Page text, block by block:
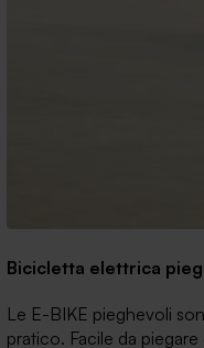
Bicicletta elettrica
Le E-BIKE pieghevoli
pratico. Facile da